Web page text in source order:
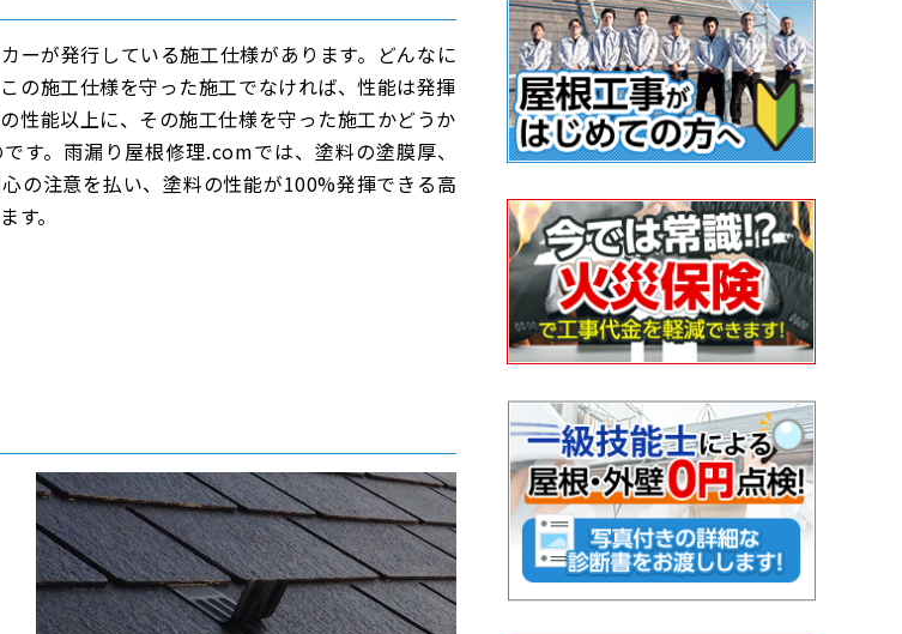
ーが発行している施工仕様があります。どんなに
の施工仕様を守った施工でなければ、性能は発揮
性能以上に、その施工仕様を守った施工かどうか
す。雨漏り屋根修理.comでは、塗料の塗膜厚、
の注意を払い、塗料の性能が100%発揮できる高
す。